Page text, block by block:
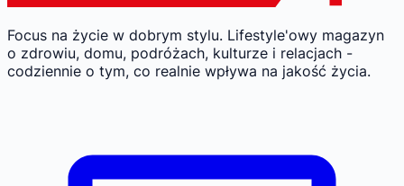
Focus na życie w dobrym stylu. Lifestyle'owy magazyn
o zdrowiu, domu, podróżach, kulturze i relacjach -
codziennie o tym, co realnie wpływa na jakość życia.